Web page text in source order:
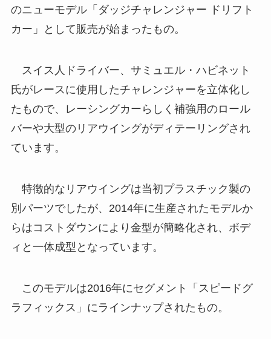
のニューモデル「ダッジチャレンジャー ドリフト
カー」として販売が始まったもの。
スイス人ドライバー、サミュエル・ハビネット
氏がレースに使用したチャレンジャーを立体化し
たもので、レーシングカーらしく補強用のロール
バーや大型のリアウイングがディテーリングされ
ています。
特徴的なリアウイングは当初プラスチック製の
別パーツでしたが、2014年に生産されたモデルか
らはコストダウンにより金型が簡略化され、ボデ
ィと一体成型となっています。
このモデルは2016年にセグメント「スピードグ
ラフィックス」にラインナップされたもの。